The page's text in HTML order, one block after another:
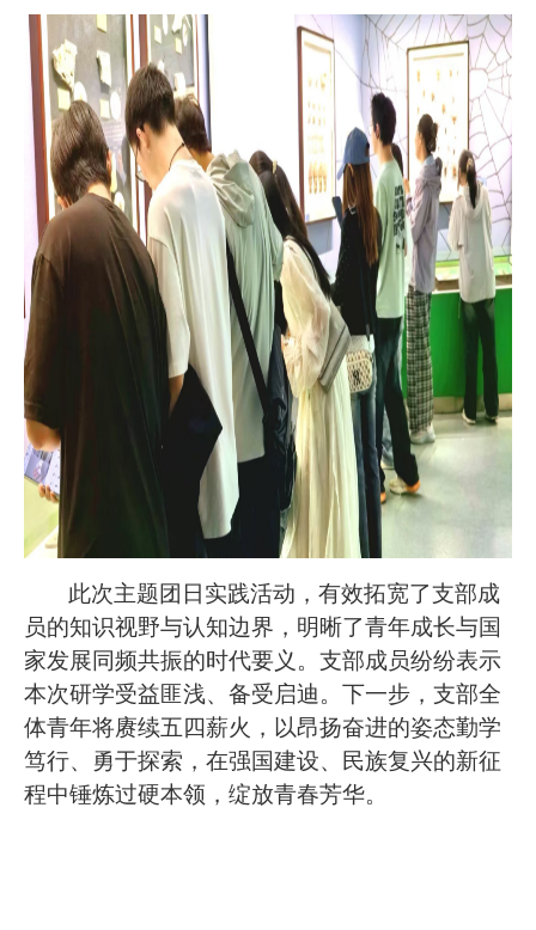
此次主题团日实践活动，有效拓宽了支部成
员的知识视野与认知边界，明晰了青年成长与国
家发展同频共振的时代要义。支部成员纷纷表示
本次研学受益匪浅、备受启迪。下一步，支部全
体青年将赓续五四薪火，以昂扬奋进的姿态勤学
笃行、勇于探索，在强国建设、民族复兴的新征
程中锤炼过硬本领，绽放青春芳华。